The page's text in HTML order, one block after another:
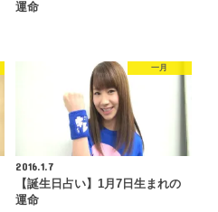
運命
一月
2016.1.7
【誕生日占い】1月7日生まれの
運命